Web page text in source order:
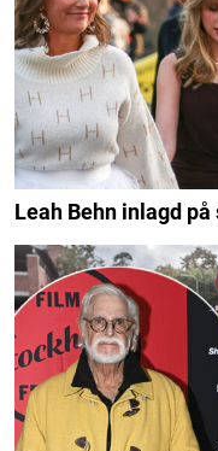
Leah Behn inlagd